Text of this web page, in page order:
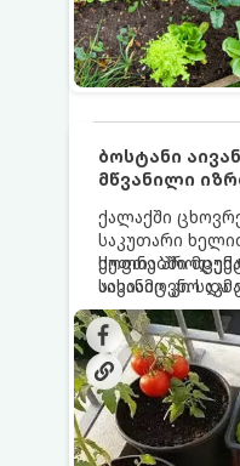
ბოსტანი
მწვანილი
ქალაქში
საკუთარი
სუფთა
აივანიც კი
მოიწყოთ მინი-
და ბოსტნეულს
ქოთნებში
სასიამოვნო და
იცოდეთ,
ქოთნის
მოუაროთ მათ